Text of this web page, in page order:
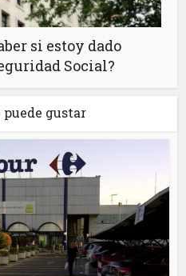
si estoy dado
Social?
gustar